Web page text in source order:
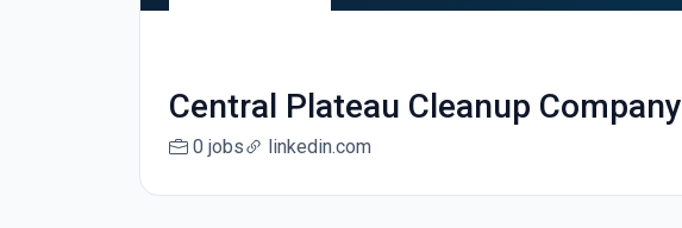
Central Plateau Cleanup Company
0 jobs linkedin.com